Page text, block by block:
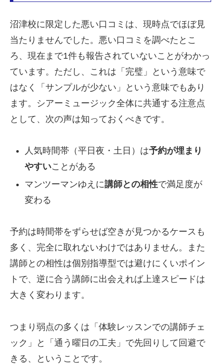
沼津校に限定した悪い口コミは、現時点でほぼ見
当たりませんでした。悪い口コミを調べたとこ
ろ、現在まで1件も報告されていないことがわかっ
ています。ただし、これは「完璧」という意味で
はなく「サンプルが少ない」という意味でもあり
ます。シアーミュージック全体に共通する注意点
として、次の声は知っておくべきです。
人気時間帯（平日夜・土日）は予約が埋まり
やすいことがある
マンツーマンゆえに講師との相性で満足度が
変わる
予約は時間帯をずらせば空きが見つかるケースも
多く、完全に取れないわけではありません。また
講師との相性は個別指導型では避けにくいポイン
トで、逆に合う講師に出会えれば上達スピードは
大きく変わります。
つまり弱点の多くは「体験レッスンでの講師チェ
ック」と「通う曜日の工夫」で先回りして回避で
きる、ということです。